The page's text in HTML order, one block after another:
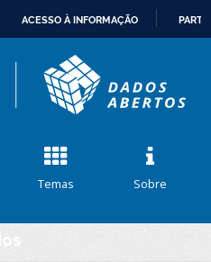
CONTEÚDO
ACESSO À INFORMAÇÃO
Temas Sobre